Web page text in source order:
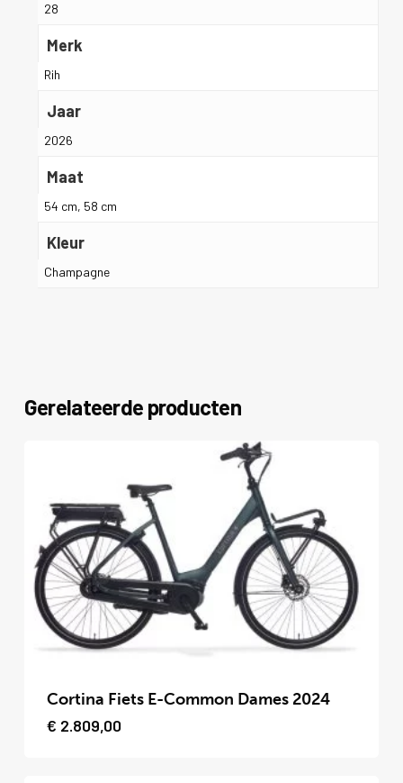
28
Merk
Rih
Jaar
2026
Maat
54 cm, 58 cm
Kleur
Champagne
Gerelateerde producten
product
heeft
Cortina Fiets E-Common Dames 2024
€ 2.809,00